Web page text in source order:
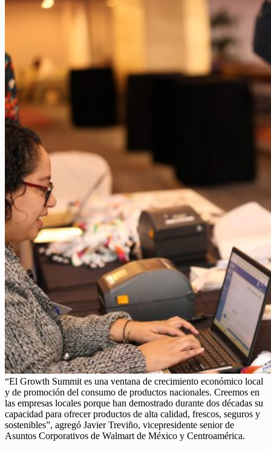
“El Growth Summit es una ventana de crecimiento económico local
y de promoción del consumo de productos nacionales. Creemos en
las empresas locales porque han demostrado durante dos décadas su
capacidad para ofrecer productos de alta calidad, frescos, seguros y
sostenibles”, agregó Javier Treviño, vicepresidente senior de
Asuntos Corporativos de Walmart de México y Centroamérica.